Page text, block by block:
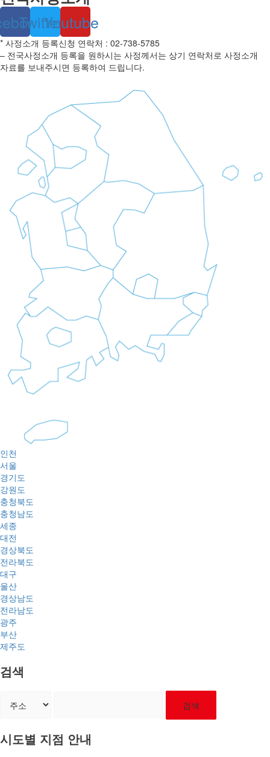
TwitterYoutube
* 사정소개 등록신청 연락처 : 02-738-5785
– 전국사정소개 등록을 원하시는 사정께서는 상기 연락처로 사정소개
자료를 보내주시면 등록하여 드립니다.
인천
서울
경기도
강원도
충청북도
충청남도
세종
대전
경상북도
전라북도
대구
울산
경상남도
전라남도
광주
부산
제주도
검색
검색
시도별 지점 안내